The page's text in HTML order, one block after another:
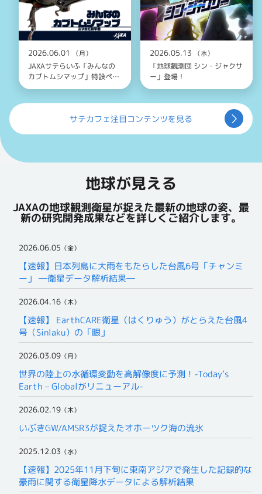
2026.06.01 （月）
JAXAサテらいふ「みんなの
カブトムシマップ」特設ペー
ジ
2026.05.13 （水）
「地球観測団 シン・ジャクサ
ー」登場！
サテカフェ注目コンテンツを見る
地球が見える
JAXAの地球観測衛星が捉えた最新の地球の姿、最
新の研究開発成果などを詳しくご紹介します。
2026.06.05 （金）
【速報】日本列島に大雨をもたらした台風6号「チャンミ
ー」 ―衛星データ解析結果―
2026.04.16 （木）
【速報】 EarthCARE衛星（はくりゅう）がとらえた台風4
号（Sinlaku）の「眼」
2026.03.09 （月）
世界の陸上の水循環変動を高解像度に予測！-Today’s
Earth – Globalがリニューアル-
2026.02.19 （木）
いぶきGW/AMSR3が捉えたオホーツク海の流氷
2025.12.03 （水）
【速報】2025年11月下旬に東南アジアで発生した記録的な
豪雨に関する衛星降水データによる解析結果